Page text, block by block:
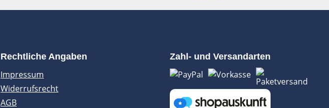
Rechtliche Angaben
Impressum
Widerrufsrecht
AGB
Zahl- und Versandarten